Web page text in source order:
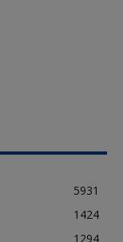
5931
1424
1294